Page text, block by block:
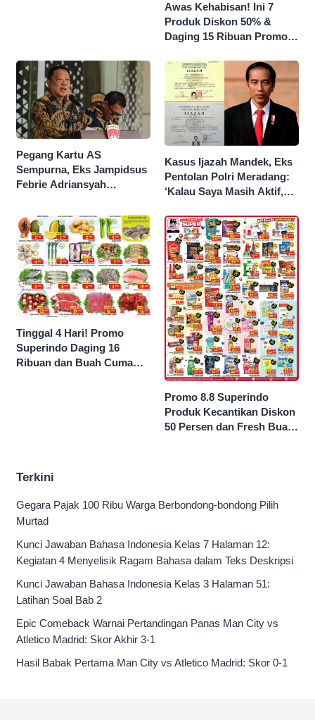
Awas Kehabisan! Ini 7
Produk Diskon 50% &
Daging 15 Ribuan Promo
Malam Ini
Pegang Kartu AS
Sempurna, Eks Jampidsus
Febrie Adriansyah
Kasus Ijazah Mandek, Eks
Pentolan Polri Meradang:
‘Kalau Saya Masih Aktif,
Tinggal 4 Hari! Promo
Superindo Daging 16
Ribuan dan Buah Cuma
Promo 8.8 Superindo
Produk Kecantikan Diskon
50 Persen dan Fresh Buah
Terkini
Gegara Pajak 100 Ribu Warga Berbondong-bondong Pilih
Murtad
Kunci Jawaban Bahasa Indonesia Kelas 7 Halaman 12:
Kegiatan 4 Menyelisik Ragam Bahasa dalam Teks Deskripsi
Kunci Jawaban Bahasa Indonesia Kelas 3 Halaman 51:
Latihan Soal Bab 2
Epic Comeback Warnai Pertandingan Panas Man City vs
Atletico Madrid: Skor Akhir 3-1
Hasil Babak Pertama Man City vs Atletico Madrid: Skor 0-1